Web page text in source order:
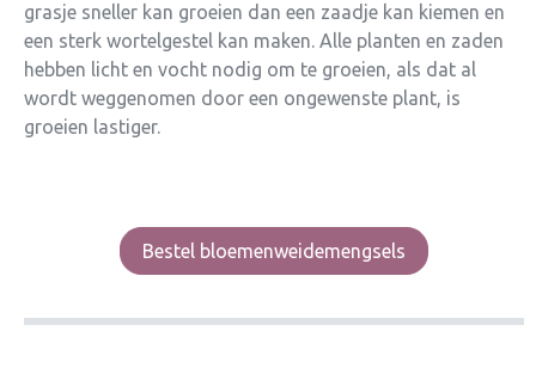
grasje sneller kan groeien dan een zaadje kan kiemen en
een sterk wortelgestel kan maken. Alle planten en zaden
hebben licht en vocht nodig om te groeien, als dat al
wordt weggenomen door een ongewenste plant, is
groeien lastiger.
Bestel bloemenweidemengsels